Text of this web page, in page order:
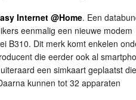
Internet @Home. Een
eenmalig een nieuwe modem
B310. Dit merk komt enkelen
die eerder ook al
een simkaart geplaatst die
kunnen tot 32 apparaten